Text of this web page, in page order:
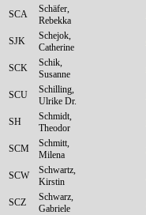
SCA
Schäfer,
Rebekka
SJK
Schejok,
Catherine
SCK
Schik,
Susanne
SCU
Schilling,
Ulrike Dr.
SH
Schmidt,
Theodor
SCM
Schmitt,
Milena
SCW
Schwartz,
Kirstin
SCZ
Schwarz,
Gabriele